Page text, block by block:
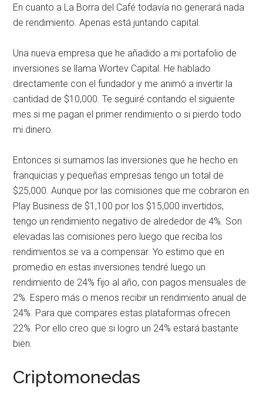
En cuanto a La Borra del Café todavía no generará nada
de rendimiento. Apenas está juntando capital.
Una nueva empresa que he añadido a mi portafolio de
inversiones se llama Wortev Capital. He hablado
directamente con el fundador y me animó a invertir la
cantidad de $10,000. Te seguiré contando el siguiente
mes si me pagan el primer rendimiento o si pierdo todo
mi dinero.
Entonces si sumamos las inversiones que he hecho en
franquicias y pequeñas empresas tengo un total de
$25,000. Aunque por las comisiones que me cobraron en
Play Business de $1,100 por los $15,000 invertidos,
tengo un rendimiento negativo de alrededor de 4%. Son
elevadas las comisiones pero luego que reciba los
rendimientos se va a compensar. Yo estimo que en
promedio en estas inversiones tendré luego un
rendimiento de 24% fijo al año, con pagos mensuales de
2%. Espero más o menos recibir un rendimiento anual de
24%. Para que compares estas plataformas ofrecen
22%. Por ello creo que si logro un 24% estará bastante
bien.
Criptomonedas